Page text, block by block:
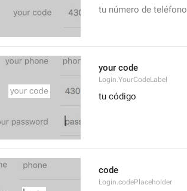
tu número de teléfono
your code
Login.YourCodeLabel
tu código
code
Login.codePlaceholder